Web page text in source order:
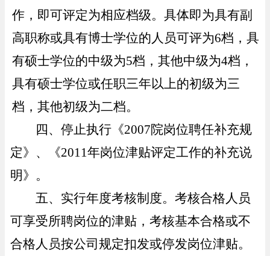
作，即可评定为相应档级。具体即为具有副
高职称或具有博士学位的人员可评为6档，具
有硕士学位的中级为5档，其他中级为4档，
具有硕士学位或任职三年以上的初级为三
档，其他初级为二档。
四、停止执行《2007院岗位聘任补充规
定》、《2011年岗位津贴评定工作的补充说
明》。
五、实行年度考核制度。考核合格人员
可享受所聘岗位的津贴，考核基本合格或不
合格人员按公司规定扣发或停发岗位津贴。